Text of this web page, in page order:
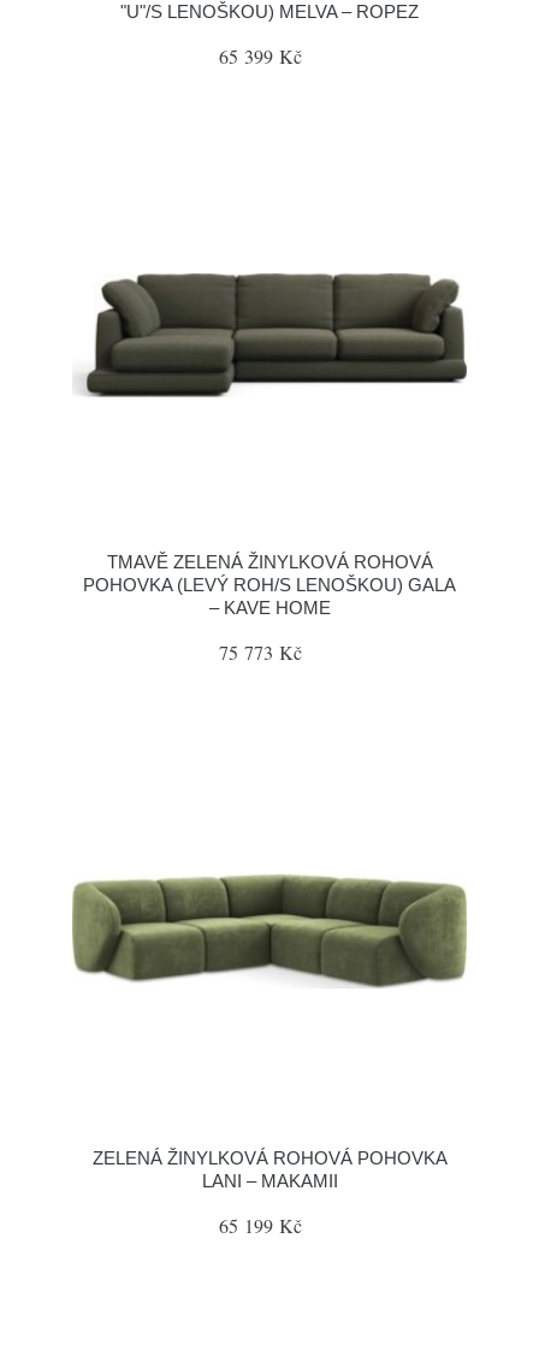
"U"/S LENOŠKOU) MELVA – ROPEZ
65 399 Kč
TMAVĚ ZELENÁ ŽINYLKOVÁ ROHOVÁ
POHOVKA (LEVÝ ROH/S LENOŠKOU) GALA
– KAVE HOME
75 773 Kč
ZELENÁ ŽINYLKOVÁ ROHOVÁ POHOVKA
LANI – MAKAMII
65 199 Kč